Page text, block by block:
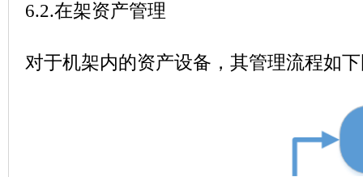
6.2.在架资产管理
对于机架内的资产设备，其管理流程如